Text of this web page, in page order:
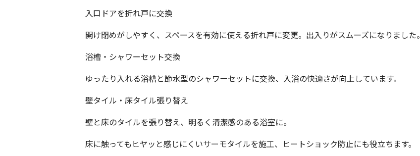
入口ドアを折れ戸に交換
開け閉めがしやすく、スペースを有効に使える折れ戸に変更。出入りがスムーズになりました。
浴槽・シャワーセット交換
ゆったり入れる浴槽と節水型のシャワーセットに交換、入浴の快適さが向上しています。
壁タイル・床タイル張り替え
壁と床のタイルを張り替え、明るく清潔感のある浴室に。
床に触ってもヒヤッと感じにくいサーモタイルを施工、ヒートショック防止にも役立ちます。